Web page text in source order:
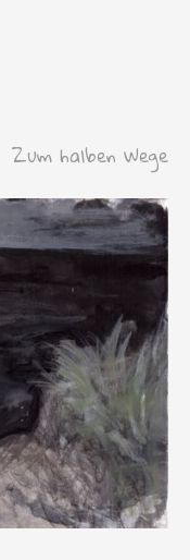
Zum halben Wege